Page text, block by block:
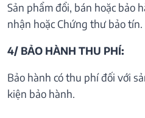
Sản phẩm đổi, bán hoặc bảo
nhận hoặc Chứng thư bảo tín.
4/ BẢO HÀNH THU PHÍ:
Bảo hành có thu phí đối với
kiện bảo hành.